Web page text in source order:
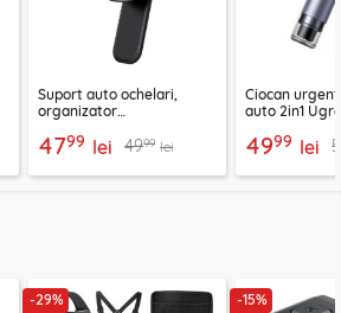
Suport auto ochelari,
organizator
gri
4799 lei 4999 lei
Ciocan
auto 2in1
4999 lei
-29% -15%